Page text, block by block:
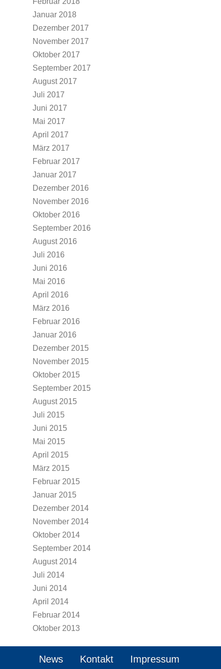
Januar 2018
Dezember 2017
November 2017
Oktober 2017
September 2017
August 2017
Juli 2017
Juni 2017
Mai 2017
April 2017
März 2017
Februar 2017
Januar 2017
Dezember 2016
November 2016
Oktober 2016
September 2016
August 2016
Juli 2016
Juni 2016
Mai 2016
April 2016
März 2016
Februar 2016
Januar 2016
Dezember 2015
November 2015
Oktober 2015
September 2015
August 2015
Juli 2015
Juni 2015
Mai 2015
April 2015
März 2015
Februar 2015
Januar 2015
Dezember 2014
November 2014
Oktober 2014
September 2014
August 2014
Juli 2014
Juni 2014
April 2014
Februar 2014
Oktober 2013
News Kontakt
Impressum